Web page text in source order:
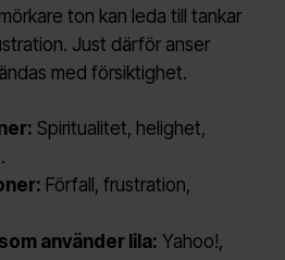
ton kan leda till tankar
Just därför anser
med försiktighet.
Spiritualitet, helighet,
Förfall, frustration,
använder lila: Yahoo!,